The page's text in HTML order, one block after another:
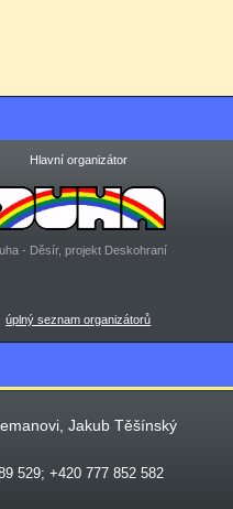
Hlavní organizátor
- Děsír, projekt Deskohraní
úplný seznam organizátorů
Jakub Těšínský
529; +420 777 852 582